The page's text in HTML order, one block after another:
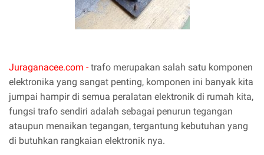
Juraganacee.com - trafo merupakan salah satu komponen
elektronika yang sangat penting, komponen ini banyak kita
jumpai hampir di semua peralatan elektronik di rumah kita,
fungsi trafo sendiri adalah sebagai penurun tegangan
ataupun menaikan tegangan, tergantung kebutuhan yang
di butuhkan rangkaian elektronik nya.